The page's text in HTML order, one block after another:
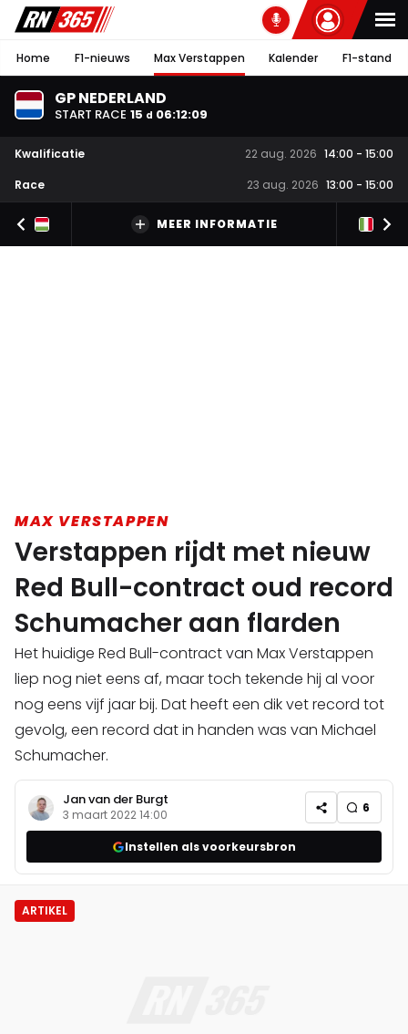
Home F1-nieuws Max Verstappen Kalender F1-stand
GP NEDERLAND
START RACE 15 d 06:12:08
Kwalificatie 22 aug. 2026 14:00 - 15:00
Race
23 aug. 2026 13:00 - 15:00
MEER INFORMATIE
MAX VERSTAPPEN
Verstappen rijdt met nieuw
Red Bull-contract oud record
Schumacher aan flarden
Het huidige Red Bull-contract van Max Verstappen
liep nog niet eens af, maar toch tekende hij al voor
nog eens vijf jaar bij. Dat heeft een dik vet record tot
gevolg, een record dat in handen was van Michael
Schumacher.
Jan van der Burgt
3 maart 2022 14:00 6
Instellen als voorkeursbron
ARTIKEL